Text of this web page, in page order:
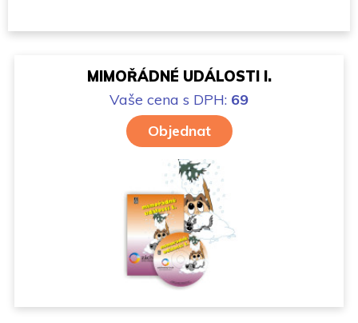
MIMOŘÁDNÉ UDÁLOSTI I.
Vaše cena s DPH: 69
Objednat